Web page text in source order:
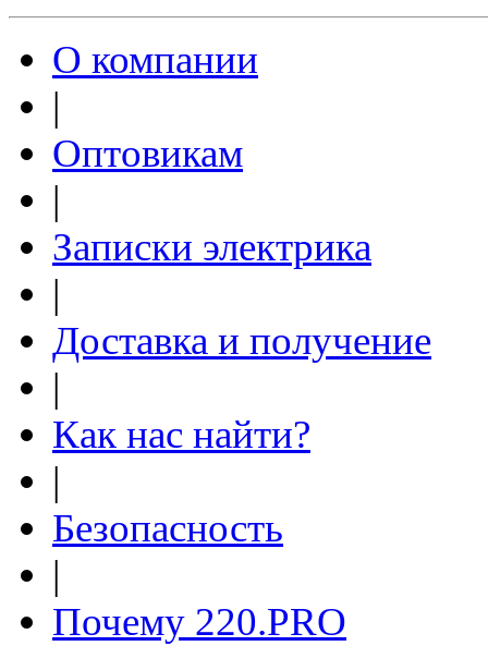
О компании
|
Оптовикам
|
Записки электрика
|
Доставка и получение
|
Как нас найти?
|
Безопасность
|
Почему 220.PRO